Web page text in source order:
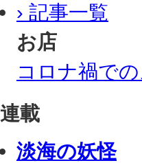
› 記事一覧
お店
コロナ禍で
連載
淡海の妖怪